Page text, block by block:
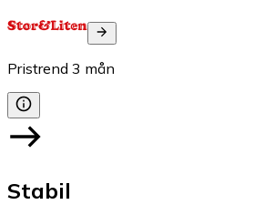
Pristrend 3 mån
Stabil